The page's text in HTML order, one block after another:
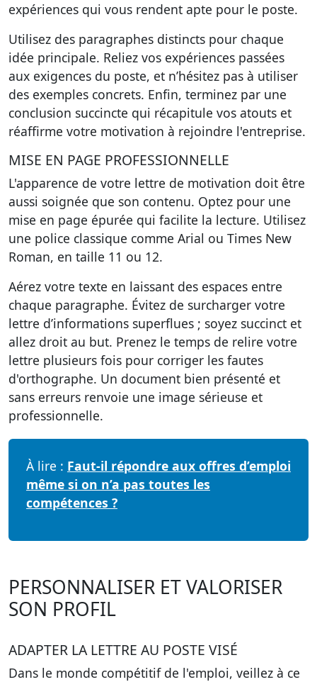
expériences qui vous rendent apte pour le poste.
Utilisez des paragraphes distincts pour chaque
idée principale. Reliez vos expériences passées
aux exigences du poste, et n’hésitez pas à utiliser
des exemples concrets. Enfin, terminez par une
conclusion succincte qui récapitule vos atouts et
réaffirme votre motivation à rejoindre l'entreprise.
MISE EN PAGE PROFESSIONNELLE
L'apparence de votre lettre de motivation doit être
aussi soignée que son contenu. Optez pour une
mise en page épurée qui facilite la lecture. Utilisez
une police classique comme Arial ou Times New
Roman, en taille 11 ou 12.
Aérez votre texte en laissant des espaces entre
chaque paragraphe. Évitez de surcharger votre
lettre d’informations superflues ; soyez succinct et
allez droit au but. Prenez le temps de relire votre
lettre plusieurs fois pour corriger les fautes
d'orthographe. Un document bien présenté et
sans erreurs renvoie une image sérieuse et
professionnelle.
À lire : Faut-il répondre aux offres d’emploi
même si on n’a pas toutes les
compétences ?
PERSONNALISER ET VALORISER
SON PROFIL
ADAPTER LA LETTRE AU POSTE VISÉ
Dans le monde compétitif de l'emploi, veillez à ce